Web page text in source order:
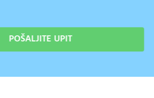
POŠALJITE UPIT